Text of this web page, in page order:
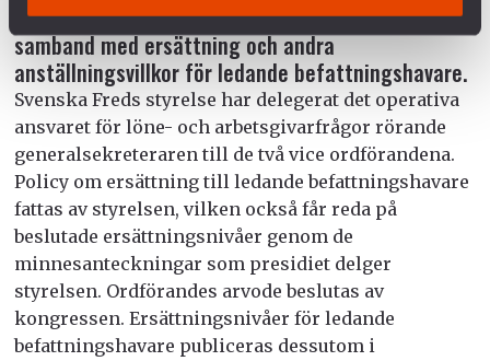
7. Styrelsens beredning av och beslutsfattande i
samband med ersättning och andra
anställningsvillkor för ledande befattningshavare.
Svenska Freds styrelse har delegerat det operativa
ansvaret för löne- och arbetsgivarfrågor rörande
generalsekreteraren till de två vice ordförandena.
Policy om ersättning till ledande befattningshavare
fattas av styrelsen, vilken också får reda på
beslutade ersättningsnivåer genom de
minnesanteckningar som presidiet delger
styrelsen. Ordförandes arvode beslutas av
kongressen. Ersättningsnivåer för ledande
befattningshavare publiceras dessutom i